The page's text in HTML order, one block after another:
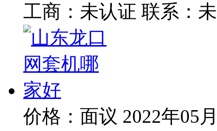
工商： 未认证 联系：
价格：面议 2022年05